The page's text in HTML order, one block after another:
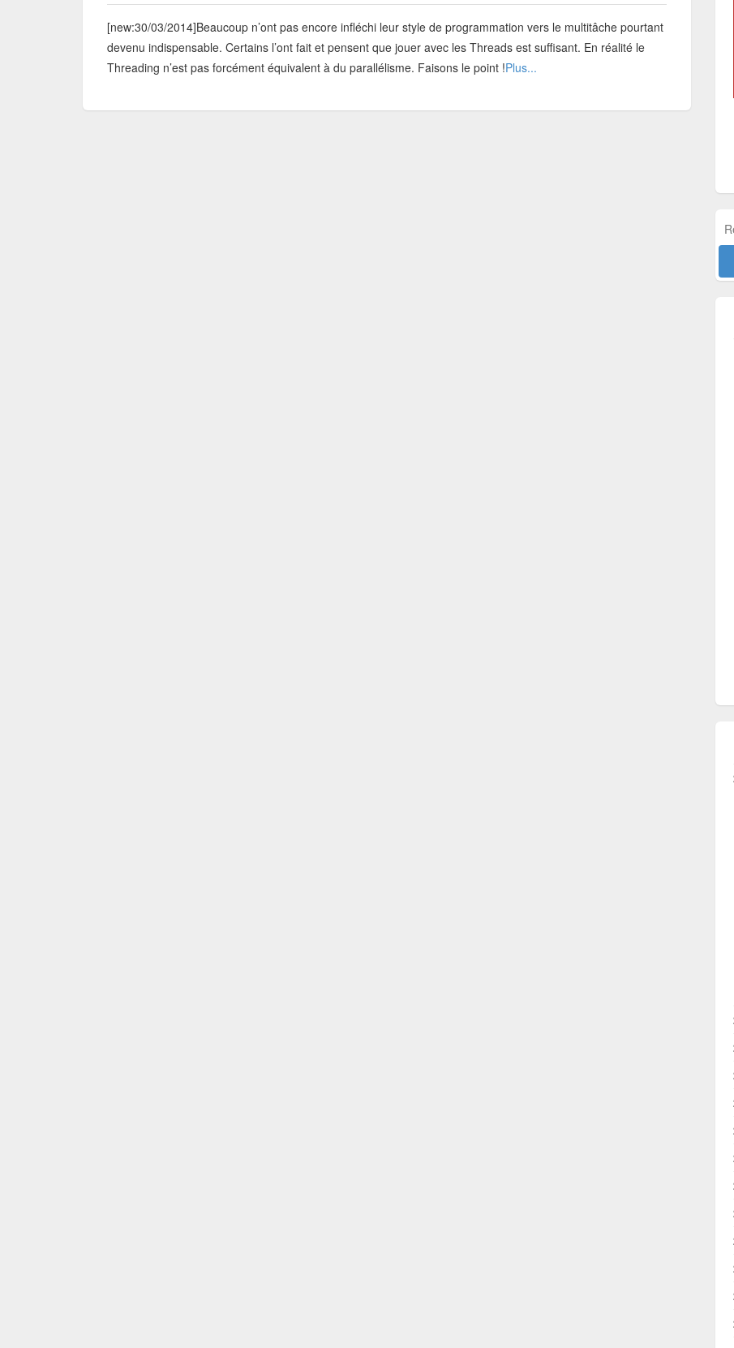
[new:30/03/2014]Beaucoup n’ont pas encore infléchi leur style de programmation vers le multitâche pourtant
devenu indispensable. Certains l’ont fait et pensent que jouer avec les Threads est suffisant. En réalité le
Threading n’est pas forcément équivalent à du parallélisme. Faisons le point !Plus...